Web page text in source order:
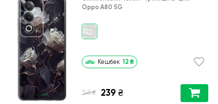
Oppo A80 5G
Кешбек 12 ₴
345 ₴ 239 ₴